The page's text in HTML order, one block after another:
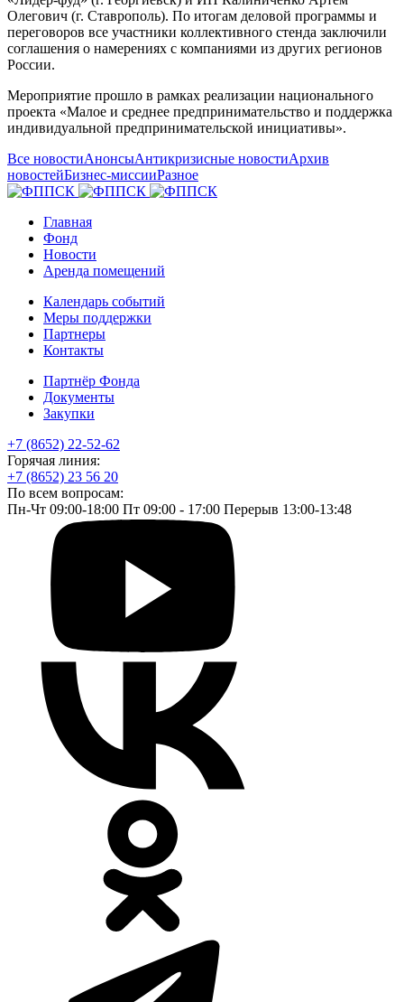
Олегович (г. Ставрополь). По итогам деловой программы и
переговоров все участники коллективного стенда заключили
соглашения о намерениях с компаниями из других регионов
России.
Мероприятие прошло в рамках реализации национального
проекта «Малое и среднее предпринимательство и поддержка
индивидуальной предпринимательской инициативы».
Все новостиАнонсыАнтикризисные новостиАрхив
новостейБизнес-миссииРазное
Главная
Фонд
Новости
Аренда помещений
Календарь событий
Меры поддержки
Партнеры
Контакты
Партнёр Фонда
Документы
Закупки
+7 (8652) 22-52-62
Горячая линия:
+7 (8652) 23 56 20
По всем вопросам:
Пн-Чт 09:00-18:00 Пт 09:00 - 17:00 Перерыв 13:00-13:48